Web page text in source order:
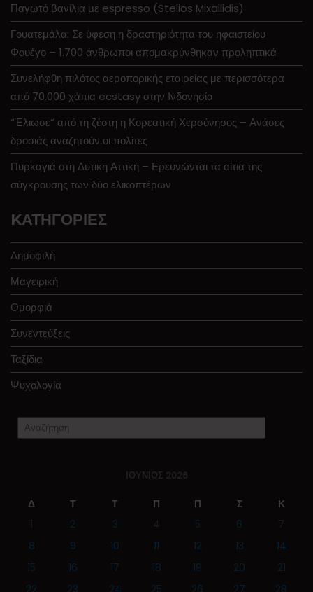
Παγωτό βανίλια με espresso (Stelios Mixailidis)
Γουατεμάλα: Σε ύφεση η δραστηριότητα του ηφαιστείου
Φουέγο – 1.700 άνθρωποι απομακρύνθηκαν προληπτικά
Συνελήφθη πιλότος αεροπορικής εταιρείας με περισσότερα
από 70.000 χάπια ecstasy στην Ινδονησία
“Έλιωσε” από τη ζέστη η Κορεατική Χερσόνησος – Ανάσες
δροσιάς αναζητούν οι πολίτες
Πυρκαγιά στη Δυτική Αττική – Ερευνώνται τα αίτια της
σύγκρουσης των δύο ελικοπτέρων
KΑΤΗΓΟΡΊΕΣ
Δημοφιλή
Μαγειρική
Ομορφιά
Συνεντεύξεις
Ταξίδια
Ψυχολογία
ΙΟΎΝΙΟΣ 2026
Δ Τ Τ Π Π Σ
Κ
1
2 3 4 5 6
7
8
9 10 11 12 13
14
15
16 17 18 19 20
21